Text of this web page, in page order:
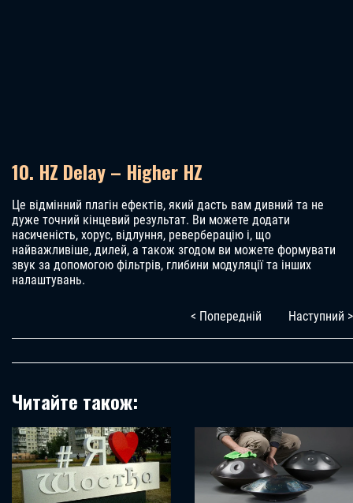
10. HZ Delay – Higher HZ
Це відмінний плагін ефектів, який дасть вам дивний та не
дуже точний кінцевий результат. Ви можете додати
насиченість, хорус, відлуння, реверберацію і, що
найважливіше, дилей, а також згодом ви можете формувати
звук за допомогою фільтрів, глибини модуляції та інших
налаштувань.
< Попередній Наступний >
Читайте також: